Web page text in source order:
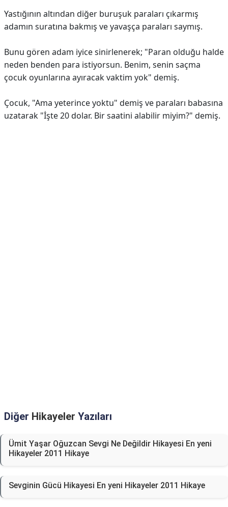
Yastığının altından diğer buruşuk paraları çıkarmış
adamın suratına bakmış ve yavaşça paraları saymış.
Bunu gören adam iyice sinirlenerek; "Paran olduğu halde
neden benden para istiyorsun. Benim, senin saçma
çocuk oyunlarına ayıracak vaktim yok" demiş.
Çocuk, "Ama yeterince yoktu" demiş ve paraları babasına
uzatarak "İşte 20 dolar. Bir saatini alabilir miyim?" demiş.
Diğer Hikayeler Yazıları
Ümit Yaşar Oğuzcan Sevgi Ne Değildir Hikayesi En yeni
Hikayeler 2011 Hikaye
Sevginin Gücü Hikayesi En yeni Hikayeler 2011 Hikaye